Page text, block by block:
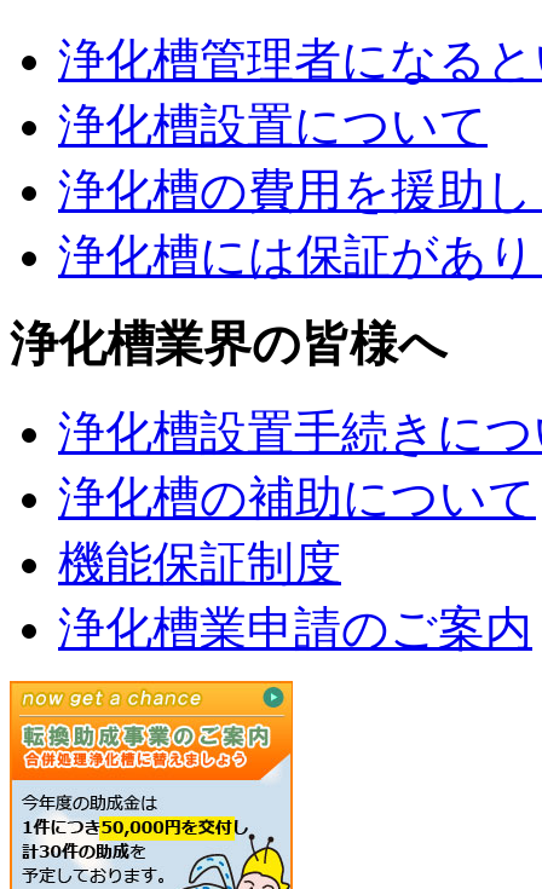
浄化槽管理者になる
浄化槽設置について
浄化槽の費用を援助
浄化槽には保証があ
浄化槽業界の皆様へ
浄化槽設置手続きに
浄化槽の補助について
機能保証制度
浄化槽業申請のご案内